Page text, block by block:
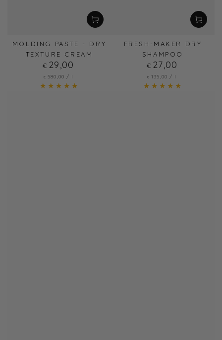
MOLDING PASTE - DRY
TEXTURE CREAM
Regulärer
Preis
€ 29,00
Stückpreis
€ 580 ,00 / pro
l
FRESH-MAKER DRY
SHAMPOO
Regulärer
Preis
€ 27,00
Stückpreis
€ 135 ,00 / pro
l